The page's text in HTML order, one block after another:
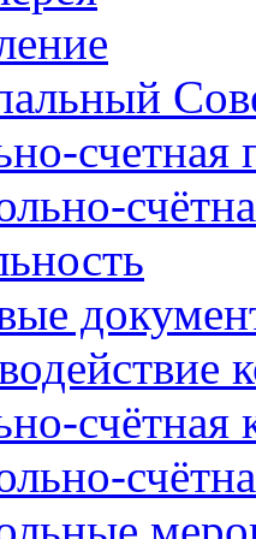
счетная
счётная